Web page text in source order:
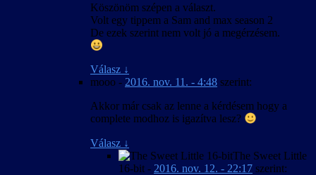
Köszönöm szépen a választ.
Volt egy tippem a Sam and max season 2
De ezek szerint nem volt jó a megérzésem.
Válasz ↓
mooo - 2016. nov. 11. - 4:48 szerint:
Akkor már csak az lenne a kérdésem hogy a
complete modhoz is igazítva lesz?
Válasz ↓
The Sweet Little
16-bit - 2016. nov. 12. - 22:17 szerint: